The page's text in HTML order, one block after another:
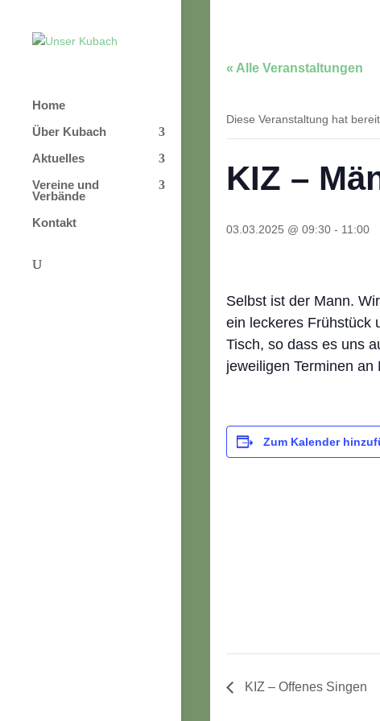
Home
Über Kubach
Aktuelles
Vereine und
Verbände
Kontakt
« Alle Veranstaltungen
Diese Veranstaltung hat
KIZ –
03.03.2025 @ 09:30- 11:00
Selbst ist der Mann.
ein leckeres Frühstück
Tisch, so dass es uns
jeweiligen Terminen an
Zum Kalender
KIZ – Offenes Singen